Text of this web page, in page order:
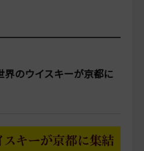
のウイスキーが京都に